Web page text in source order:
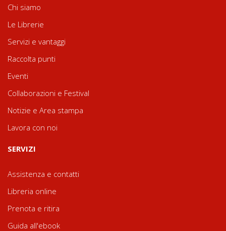
Chi siamo
Le Librerie
Servizi e vantaggi
Raccolta punti
Eventi
Collaborazioni e Festival
Notizie e Area stampa
Lavora con noi
SERVIZI
Assistenza e contatti
Libreria online
Prenota e ritira
Guida all'ebook